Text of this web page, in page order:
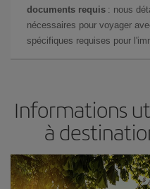
documents requis : nous
nécessaires pour voyager
spécifiques requises pour
Informations
à